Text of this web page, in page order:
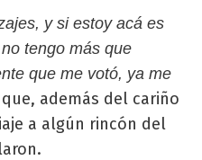
y si estoy acá es
tengo más que
que me votó, ya me
además del cariño
a algún rincón del